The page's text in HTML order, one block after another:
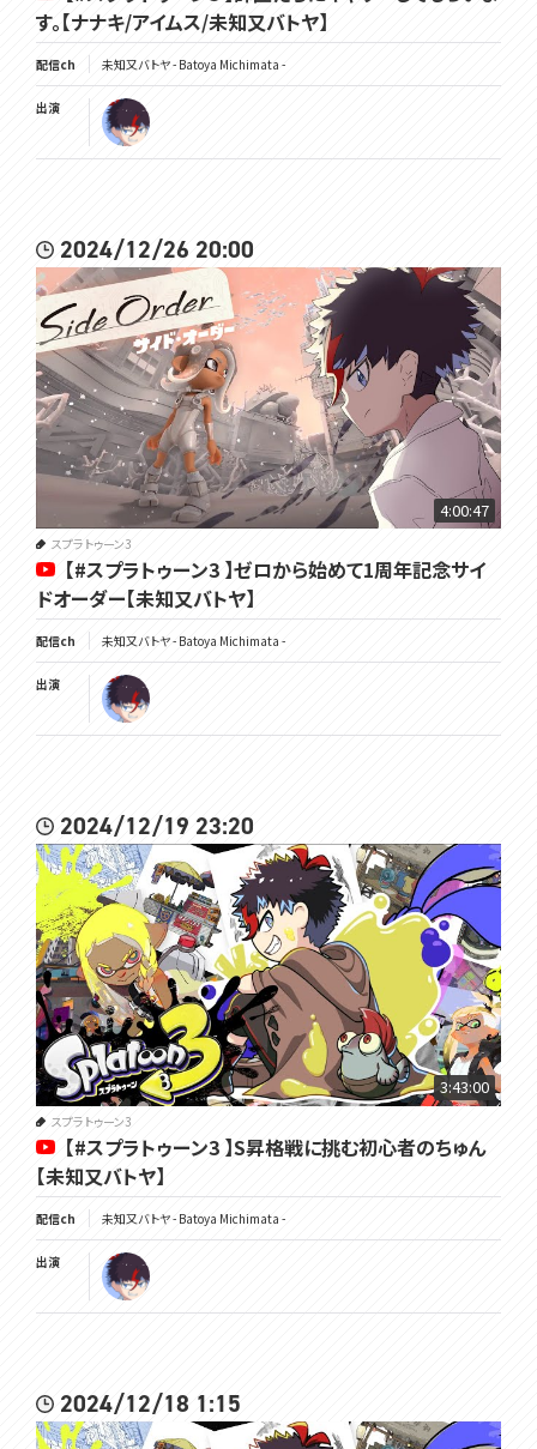
す。【ナナキ/アイムス/未知又バトヤ】
配信ch 未知又バトヤ - Batoya Michimata -
出演
2024/12/26 20:00
4:00:47
スプラトゥーン3
【#スプラトゥーン3 】ゼロから始めて1周年記念サイ
ドオーダー【未知又バトヤ】
配信ch 未知又バトヤ - Batoya Michimata -
出演
2024/12/19 23:20
3:43:00
スプラトゥーン3
【#スプラトゥーン3 】S昇格戦に挑む初心者のちゅん
【未知又バトヤ】
配信ch 未知又バトヤ - Batoya Michimata -
出演
2024/12/18 1:15